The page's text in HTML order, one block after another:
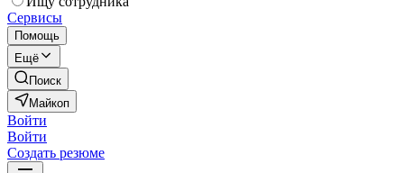
Сервисы
Помощь
Ещё
Поиск
Майкоп
Войти
Войти
Создать резюме